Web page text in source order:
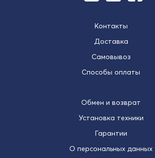
Контакты
Доставка
Самовывоз
Способы оплаты
Обмен и возврат
Установка техники
Гарантии
О персональных данных